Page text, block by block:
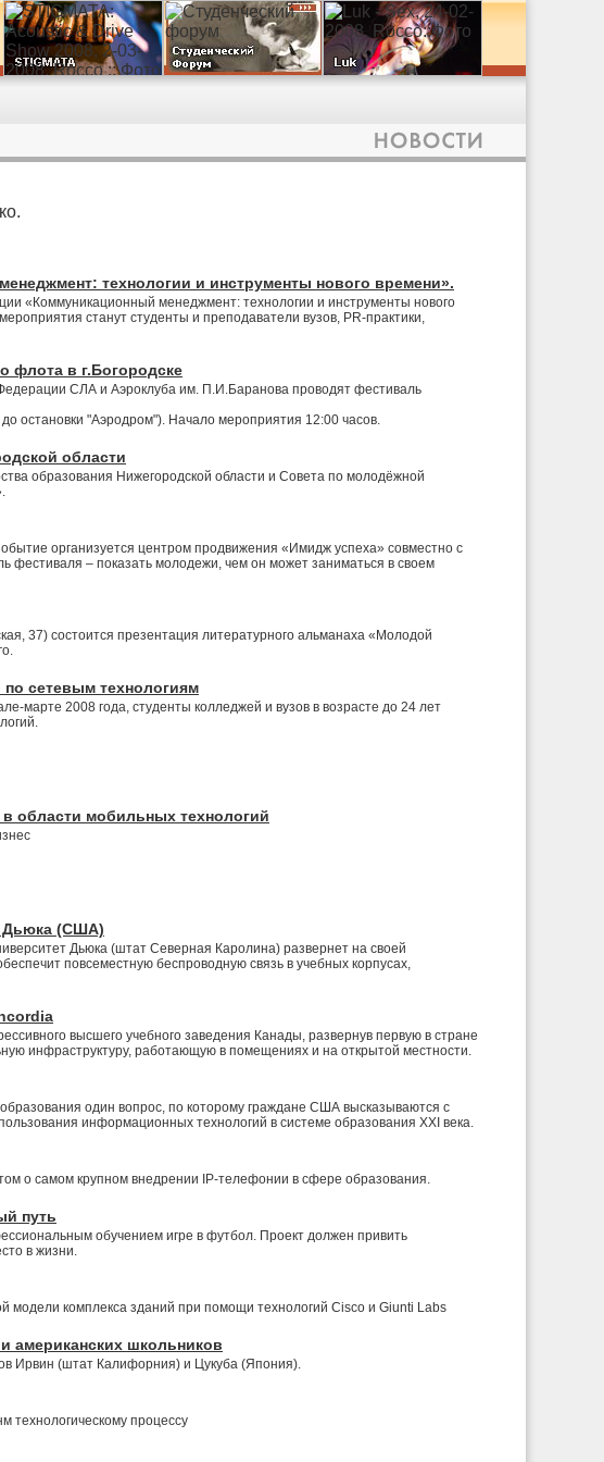
технологии и инструменты нового времени».
«Коммуникационный менеджмент: технологии и инструменты нового
станут студенты и преподаватели вузов, PR-практики,
флота в г.Богородске
СЛА и Аэроклуба им. П.И.Баранова проводят фестиваль
остановки "Аэродром"). Начало мероприятия 12:00 часов.
области
образования Нижегородской области и Совета по молодёжной
организуется центром продвижения «Имидж успеха» совместно с
фестиваля – показать молодежи, чем он может заниматься в своем
37) состоится презентация литературного альманаха «Молодой
сетевым технологиям
марте 2008 года, студенты колледжей и вузов в возрасте до 24 лет
области мобильных технологий
Дьюка (США)
Дьюка (штат Северная Каролина) развернет на своей
повсеместную беспроводную связь в учебных корпусах,
высшего учебного заведения Канады, развернув первую в стране
инфраструктуру, работающую в помещениях и на открытой местности.
один вопрос, по которому граждане США высказываются с
информационных технологий в системе образования XXI века.
о самом крупном внедрении IP-телефонии в сфере образования.
путь
обучением игре в футбол. Проект должен привить
в жизни.
модели комплекса зданий при помощи технологий Cisco и Giunti Labs
американских школьников
Ирвин (штат Калифорния) и Цукуба (Япония).
технологическому процессу